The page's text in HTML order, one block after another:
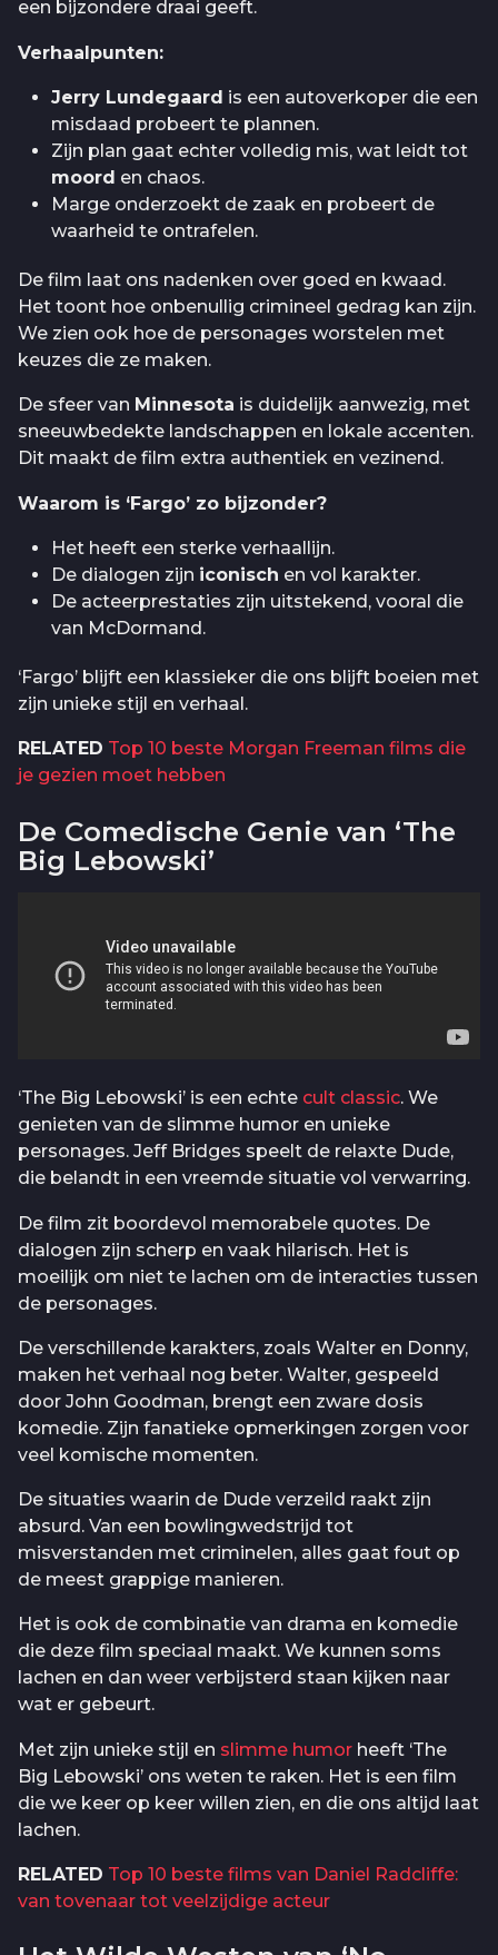
een bijzondere draai geeft.
Verhaalpunten:
Jerry Lundegaard is een autoverkoper die een
misdaad probeert te plannen.
Zijn plan gaat echter volledig mis, wat leidt tot
moord en chaos.
Marge onderzoekt de zaak en probeert de
waarheid te ontrafelen.
De film laat ons nadenken over goed en kwaad.
Het toont hoe onbenullig crimineel gedrag kan zijn.
We zien ook hoe de personages worstelen met
keuzes die ze maken.
De sfeer van Minnesota is duidelijk aanwezig, met
sneeuwbedekte landschappen en lokale accenten.
Dit maakt de film extra authentiek en vezinend.
Waarom is ‘Fargo’ zo bijzonder?
Het heeft een sterke verhaallijn.
De dialogen zijn iconisch en vol karakter.
De acteerprestaties zijn uitstekend, vooral die
van McDormand.
‘Fargo’ blijft een klassieker die ons blijft boeien met
zijn unieke stijl en verhaal.
RELATED Top 10 beste Morgan Freeman films die
je gezien moet hebben
De Comedische Genie van ‘The
Big Lebowski’
‘The Big Lebowski’ is een echte cult classic. We
genieten van de slimme humor en unieke
personages. Jeff Bridges speelt de relaxte Dude,
die belandt in een vreemde situatie vol verwarring.
De film zit boordevol memorabele quotes. De
dialogen zijn scherp en vaak hilarisch. Het is
moeilijk om niet te lachen om de interacties tussen
de personages.
De verschillende karakters, zoals Walter en Donny,
maken het verhaal nog beter. Walter, gespeeld
door John Goodman, brengt een zware dosis
komedie. Zijn fanatieke opmerkingen zorgen voor
veel komische momenten.
De situaties waarin de Dude verzeild raakt zijn
absurd. Van een bowlingwedstrijd tot
misverstanden met criminelen, alles gaat fout op
de meest grappige manieren.
Het is ook de combinatie van drama en komedie
die deze film speciaal maakt. We kunnen soms
lachen en dan weer verbijsterd staan kijken naar
wat er gebeurt.
Met zijn unieke stijl en slimme humor heeft ‘The
Big Lebowski’ ons weten te raken. Het is een film
die we keer op keer willen zien, en die ons altijd laat
lachen.
RELATED Top 10 beste films van Daniel Radcliffe:
van tovenaar tot veelzijdige acteur